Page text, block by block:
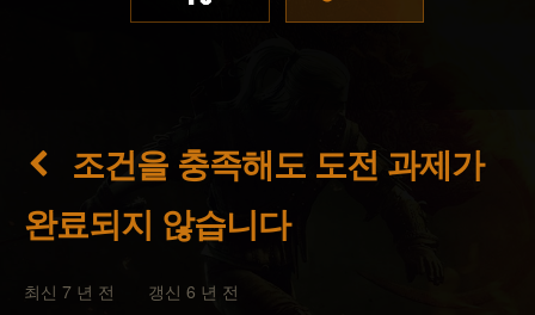
조건을 충족해도 도전 과제가
완료되지 않습니다
최신 7 년 전 갱신 6 년 전